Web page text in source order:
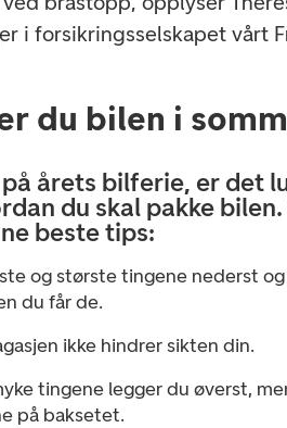
i forsikringsselskapet vårt
du bilen i
på årets bilferie, er det
du skal pakke
beste tips:
og største tingene nederst
du får de.
ikke hindrer sikten din.
tingene legger du øverst,
på baksetet.